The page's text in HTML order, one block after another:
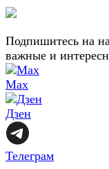
Подпишитесь на
важные и
Max
Дзен
Телеграм